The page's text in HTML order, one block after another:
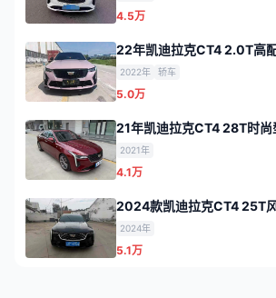
4.5万
22年凯迪拉克CT4 2.0T高
2022年 轿车
5.0万
21年凯迪拉克CT4 28T时尚
2021年
4.1万
2024款凯迪拉克CT4 25T
2024年
5.1万